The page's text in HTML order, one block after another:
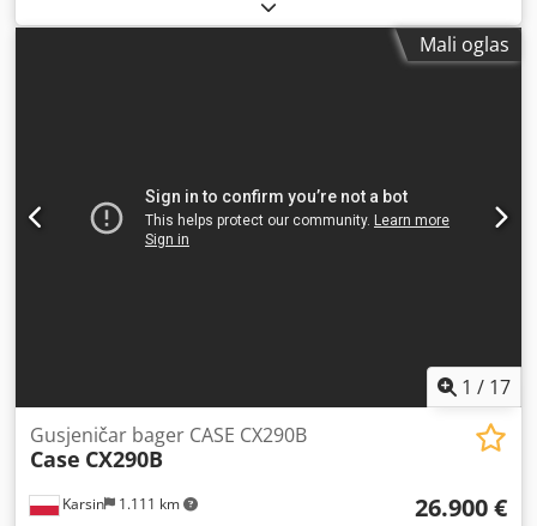
Mali oglas
1 / 17
Karsin 1.111 km
Gusjeničar bager CASE CX290B
Case CX290B
26.900 €